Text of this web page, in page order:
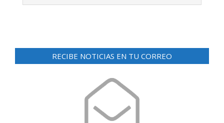
RECIBE NOTICIAS EN TU CORREO